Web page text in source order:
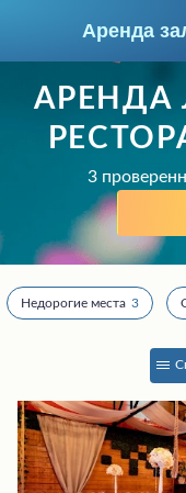
Аренда
Колл-центр
+7 (960)
Подберите мне зал
АРЕНДА
3
Недорогие места 3